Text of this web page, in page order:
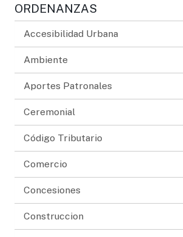
ORDENANZAS
Accesibilidad Urbana
Ambiente
Aportes Patronales
Ceremonial
Código Tributario
Comercio
Concesiones
Construccion